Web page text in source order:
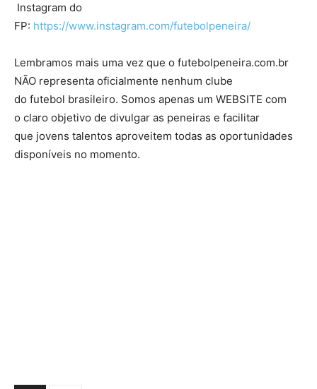
Instagram do
FP: https://www.instagram.com/futebolpeneira/
Lembramos mais uma vez que o futebolpeneira.com.br
NÃO representa oficialmente nenhum clube
do futebol brasileiro. Somos apenas um WEBSITE com
o claro objetivo de divulgar as peneiras e facilitar
que jovens talentos aproveitem todas as oportunidades
disponíveis no momento.